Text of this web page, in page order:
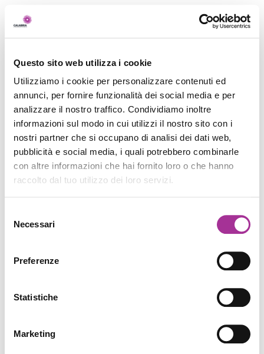
Questo sito web utilizza i cookie
Utilizziamo i cookie per personalizzare contenuti ed
annunci, per fornire funzionalità dei social media e per
analizzare il nostro traffico. Condividiamo inoltre
informazioni sul modo in cui utilizzi il nostro sito con i
nostri partner che si occupano di analisi dei dati web,
pubblicità e social media, i quali potrebbero combinarle
con altre informazioni che hai fornito loro o che hanno
raccolto dal tuo utilizzo dei loro servizi.
delNecessari
Preferenze
Statistiche
Marketing